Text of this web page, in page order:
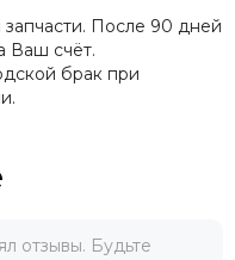
запчасти. После 90 дней
Ваш счёт.
брак при
отзывы. Будьте